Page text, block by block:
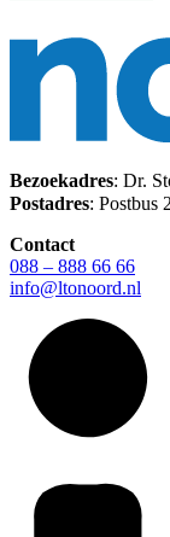
Bezoekadres: Dr.
Postadres: Postbus
Contact
088 – 888 66 66
info@ltonoord.nl